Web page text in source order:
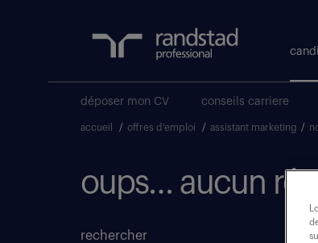
déposer mon CV conseils carriere
accueil / offres d'emploi / assistant marketing /
oups… aucun
rechercher